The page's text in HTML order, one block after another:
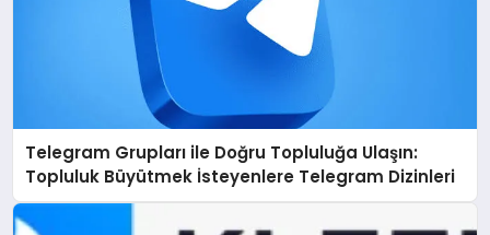
Telegram Grupları ile Doğru Topluluğa Ulaşın:
Topluluk Büyütmek İsteyenlere Telegram Dizinleri